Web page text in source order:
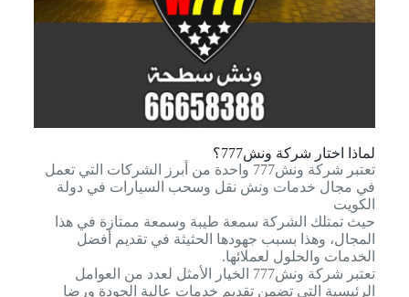
لماذا اختار شركة ونش777؟
تعتبر شركة ونش777 واحدة من أبرز الشركات التي تعمل
في مجال خدمات ونش نقل وسحب السيارات في دولة
الكويت
حيث تمتلك الشركة سمعة طيبة وسمعة ممتازة في هذا
المجال، وهذا بسبب جهودها الحثيثة في تقديم أفضل
الخدمات والحلول لعملائها.
تعتبر شركة ونش777 الخيار الأمثل لعدد من العوامل
الرئيسية التي تضمن تقديم خدمات عالية الجودة ورضا